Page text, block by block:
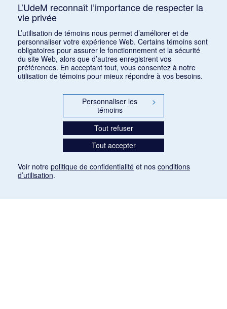
L’UdeM reconnaît l’importance de respecter la
vie privée
L’utilisation de témoins nous permet d’améliorer et de
personnaliser votre expérience Web. Certains témoins sont
obligatoires pour assurer le fonctionnement et la sécurité
du site Web, alors que d’autres enregistrent vos
préférences. En acceptant tout, vous consentez à notre
utilisation de témoins pour mieux répondre à vos besoins.
Personnaliser les
témoins
>
Tout refuser
Tout accepter
Voir notre politique de confidentialité et nos conditions
d’utilisation.